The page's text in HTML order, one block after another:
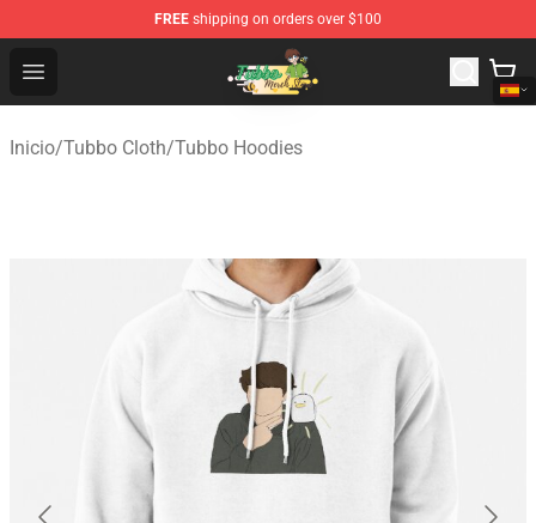
FREE shipping on orders over $100
Open menu
Tubbo Store - Official Tubbo Merchandise Shop
Inicio/Tubbo Cloth/Tubbo Hoodies